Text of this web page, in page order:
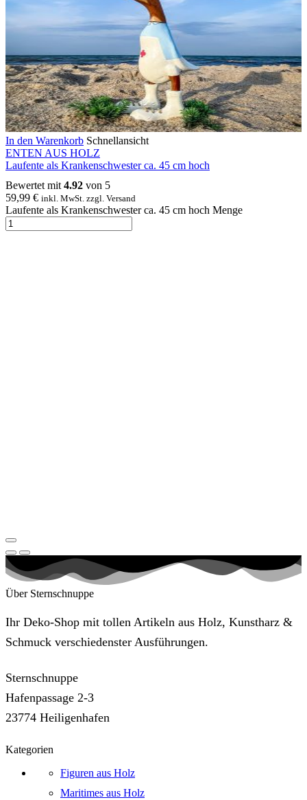
In den Warenkorb Schnellansicht
ENTEN AUS HOLZ
Laufente als Krankenschwester ca. 45 cm hoch
Bewertet mit 4.92 von 5
59,99 € inkl. MwSt. zzgl. Versand
Laufente als Krankenschwester ca. 45 cm hoch Menge
Über Sternschnuppe
Ihr Deko-Shop mit tollen Artikeln aus Holz, Kunstharz &
Schmuck verschiedenster Ausführungen.
Sternschnuppe
Hafenpassage 2-3
23774 Heiligenhafen
Kategorien
Figuren aus Holz
Maritimes aus Holz